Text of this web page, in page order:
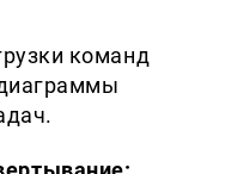
команд